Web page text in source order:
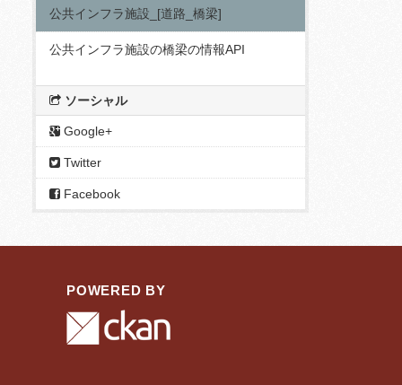
公共インフラ施設_[道路_橋梁]
公共インフラ施設の橋梁の情報API
ソーシャル
Google+
Twitter
Facebook
POWERED BY